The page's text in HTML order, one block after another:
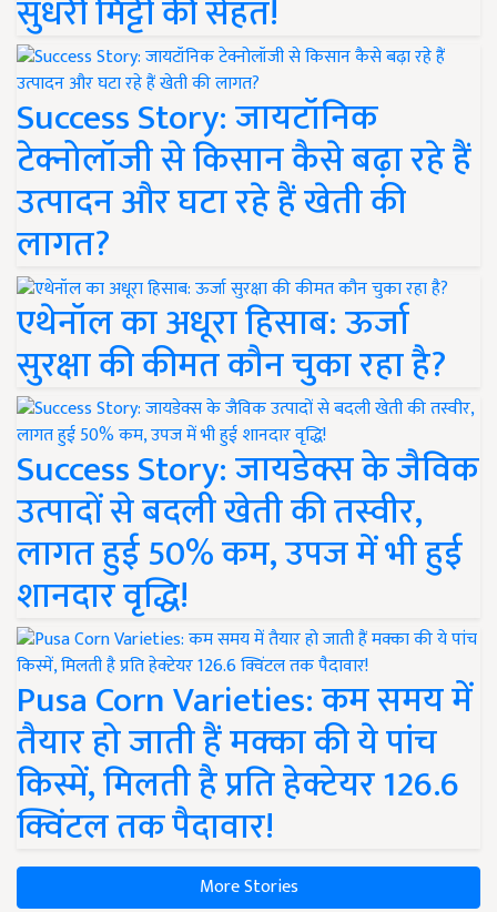
सुधरी मिट्टी की सेहत!
Success Story: जायटॉनिक
टेक्नोलॉजी से किसान कैसे बढ़ा रहे हैं
उत्पादन और घटा रहे हैं खेती की
लागत?
एथेनॉल का अधूरा हिसाब: ऊर्जा
सुरक्षा की कीमत कौन चुका रहा है?
Success Story: जायडेक्स के जैविक
उत्पादों से बदली खेती की तस्वीर,
लागत हुई 50% कम, उपज में भी हुई
शानदार वृद्धि!
Pusa Corn Varieties: कम समय में
तैयार हो जाती हैं मक्का की ये पांच
किस्में, मिलती है प्रति हेक्टेयर 126.6
क्विंटल तक पैदावार!
More Stories